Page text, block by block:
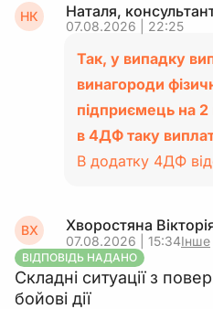
НК Наталя,
07.08.2026 | 22:25
Так, у випадку
винагороди
підприємець на 2
в 4ДФ таку
В додатку 4ДФ
ВХ Хворостяна
07.08.2026 | 15:34Інше
ВІДПОВІДЬ НАДАНО
Складні ситуації з
бойові дії